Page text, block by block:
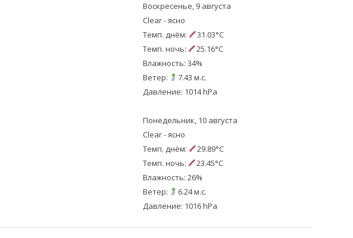
Воскресенье, 9 августа
Clear - ясно
Темп. днём:
31.03°C
Темп. ночь:
25.16°C
Влажность: 34%
Ветер:
7.43 м.с.
Давление: 1014 hPa
Понедельник, 10 августа
Clear - ясно
Темп. днём:
29.89°C
Темп. ночь:
23.45°C
Влажность: 26%
Ветер:
6.24 м.с.
Давление: 1016 hPa